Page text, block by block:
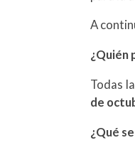
A
¿Quién
Todas
de
¿Qué